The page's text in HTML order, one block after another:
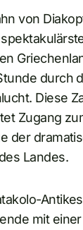
von
durch
Diese
Zugang
der
Landes.
mit